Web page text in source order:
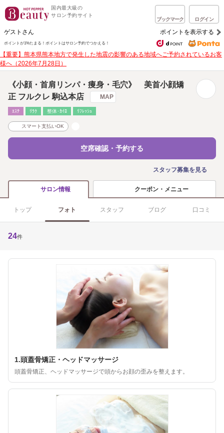
国内最大級の
サロン予約サイト
ブックマーク ログイン
ゲストさん ポイントを表示する
ポイントが1%たまる！ ポイントはサロン予約でつかえる！
【重要】熊本県熊本地方で発生した地震の影響のある地域へご予約されているお客
様へ（2026年7月28日）
《小顔・首肩リンパ・痩身・毛穴》 美首小顔矯
正 フルクレ 駒込本店
MAP
ｴｽﾃ ﾘﾗｸ 整体･ｶｲﾛ ﾘﾌﾚｯｼｭ
スマート支払いOK
空席確認・予約する
スタッフ募集を見る
サロン情報 クーポン・メニュー
トップ フォト スタッフ ブログ 口コミ
24件
1.頭蓋骨矯正・ヘッドマッサージ
頭蓋骨矯正、ヘッドマッサージで頭からお顔の歪みを整えます。